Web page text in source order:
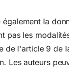
la
pas les
de l'article 9 de
Les auteurs